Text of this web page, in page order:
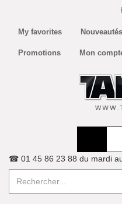
My favorites Nouveautés
Promotions Mon
☎ 01 45 86 23 88 du mardi